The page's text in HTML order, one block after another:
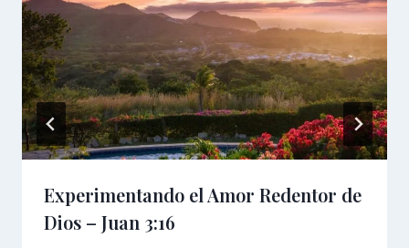
Experimentando el Amor Redentor de
Dios – Juan 3:16